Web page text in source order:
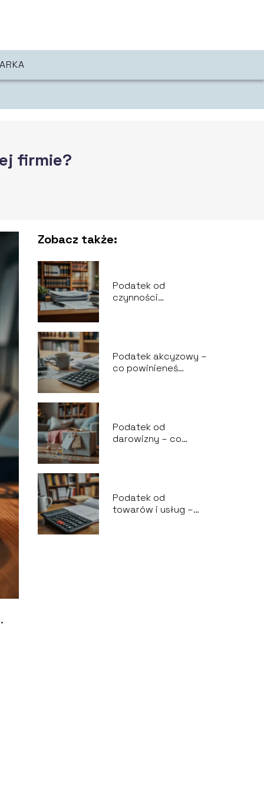
firmie?
Zobacz także:
Podatek od
czynności
Podatek akcyzowy –
co powinieneś
Podatek od
darowizny – co
Podatek od
towarów i usług –